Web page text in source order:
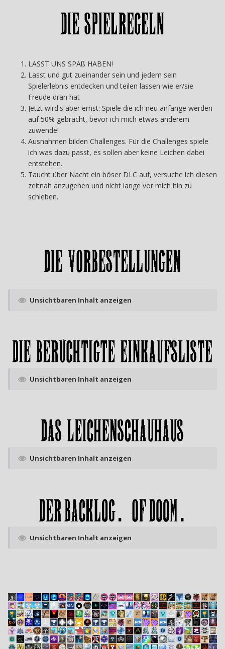
LASST UNS SPAß HABEN!
Lasst und gut zueinander sein und jedem sein
Spielerlebnis entdecken und teilen lassen wie er/sie
Freude dran hat
Jetzt wird's aber ernst: Spiele die ich neu anfange werden
auf 50% gebracht, bevor ich mich etwas anderem
zuwende!
Ausnahmen bilden Challenges. Für die Challenges spiele
ich was dazu passt, es sollen aber keine Leichen dabei
entstehen.
Taucht über Nacht ein böser DLC auf, versuche ich diesen
zeitnah anzugehen und nicht lange vor mich hin zu
schieben.
Unsichtbaren Inhalt anzeigen
Unsichtbaren Inhalt anzeigen
Unsichtbaren Inhalt anzeigen
Unsichtbaren Inhalt anzeigen